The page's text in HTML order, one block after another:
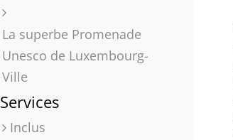
La superbe Promenade
Unesco de Luxembourg-
Ville
Services
Inclus